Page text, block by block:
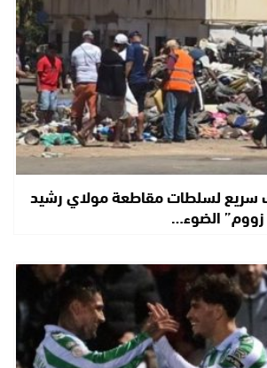
3.. تحرك سريع لسلطات مقاطعة مولاي رشيد
الضوء…